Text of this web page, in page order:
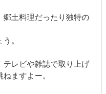
郷土料理だったり独特の
。
テレビや雑誌で取り上げ
ますよー。